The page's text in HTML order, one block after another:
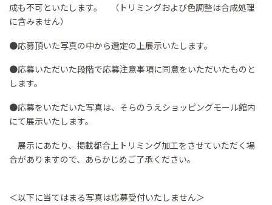
成も不可といたします。 （トリミングおよび色調整は合成処理
に含みません）​
●応募頂いた写真の中から選定の上展示いたします。​
●応募いただいた段階で応募注意事項に同意をいただいたものと
します。​
●応募をいただいた写真は、そらのうえショッピングモール館内
にて展示いたします。​
展示にあたり、掲載都合上トリミング加工をさせていただく場
合がありますので、あらかじめご了承ください。​
＜以下に当てはまる写真は応募受付いたしません＞​